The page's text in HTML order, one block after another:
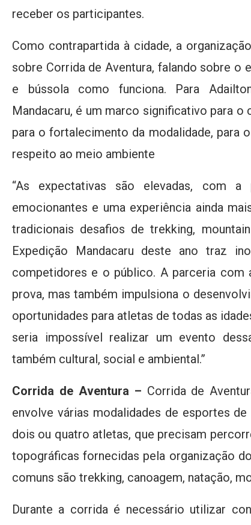
receber os participantes.
Como contrapartida à cidade, a
sobre Corrida de Aventura, falando sobre o
e bússola como funciona. Para
Mandacaru, é um marco significativo para
para o fortalecimento da modalidade, para
respeito ao meio ambiente
“As expectativas são elevadas, com
emocionantes e uma experiência ainda
tradicionais desafios de trekking,
Expedição Mandacaru deste ano traz
competidores e o público. A parceria com
prova, mas também impulsiona o
oportunidades para atletas de todas as
seria impossível realizar um evento
também cultural, social e ambiental.”
Corrida de Aventura – Corrida de
envolve várias modalidades de esportes
dois ou quatro atletas, que precisam
topográficas fornecidas pela organização
comuns são trekking, canoagem, natação,
Durante a corrida é necessário utilizar